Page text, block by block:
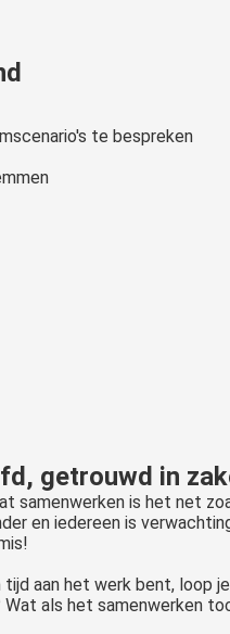
te bespreken
getrouwd in
samenwerken is het net
en iedereen is
tijd aan het werk bent, loop
als het samenwerken